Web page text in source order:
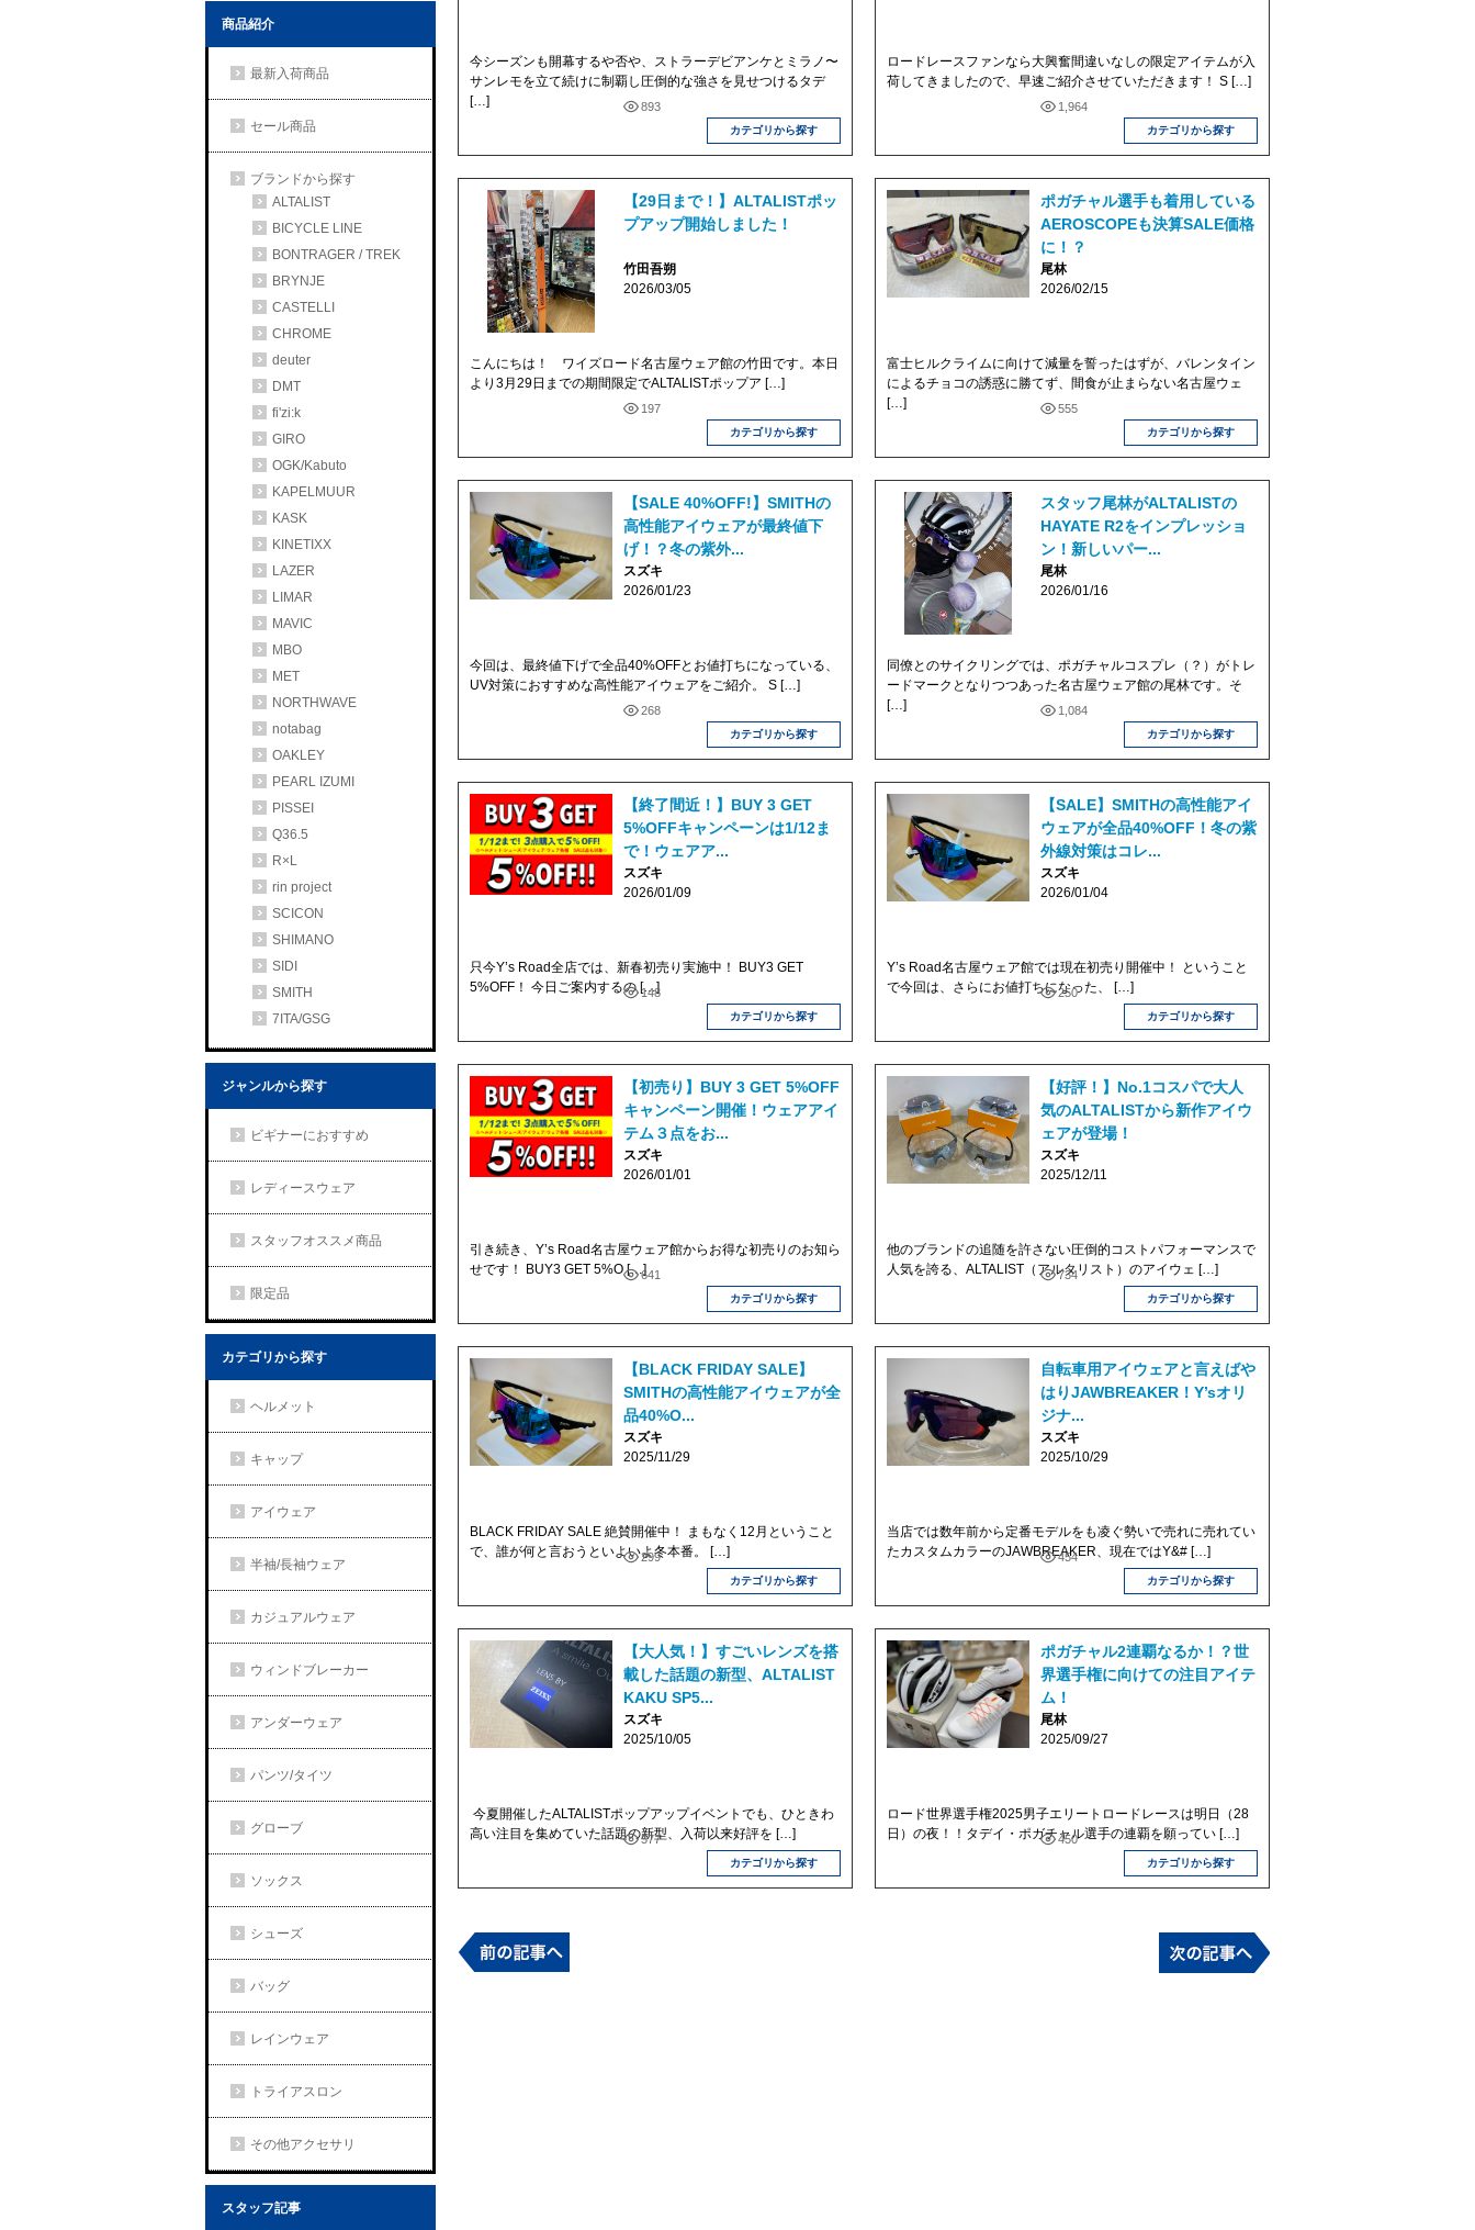
893
カテゴリから探す
今シーズンも開幕するや否や、ストラーデビアンケとミラノ〜
サンレモを立て続けに制覇し圧倒的な強さを見せつけるタデ
[…]
1,964
カテゴリから探す
ロードレースファンなら大興奮間違いなしの限定アイテムが入
荷してきましたので、早速ご紹介させていただきます！ S […]
【29日まで！】ALTALISTポッ
プアップ開始しました！
竹田吾朔
2026/03/05
197
カテゴリから探す
こんにちは！ ワイズロード名古屋ウェア館の竹田です。本日
より3月29日までの期間限定でALTALISTポップア […]
ポガチャル選手も着用している
AEROSCOPEも決算SALE価格
に！？
尾林
2026/02/15
555
カテゴリから探す
富士ヒルクライムに向けて減量を誓ったはずが、バレンタイン
によるチョコの誘惑に勝てず、間食が止まらない名古屋ウェ
[…]
【SALE 40%OFF!】SMITHの
高性能アイウェアが最終値下
げ！？冬の紫外...
スズキ
2026/01/23
268
カテゴリから探す
今回は、最終値下げで全品40%OFFとお値打ちになっている、
UV対策におすすめな高性能アイウェアをご紹介。 S […]
スタッフ尾林がALTALISTの
HAYATE R2をインプレッショ
ン！新しいパー...
尾林
2026/01/16
1,084
カテゴリから探す
同僚とのサイクリングでは、ポガチャルコスプレ（？）がトレ
ードマークとなりつつあった名古屋ウェア館の尾林です。そ
[…]
【終了間近！】BUY 3 GET
5%OFFキャンペーンは1/12ま
で！ウェアア...
スズキ
2026/01/09
148
カテゴリから探す
只今Y’s Road全店では、新春初売り実施中！ BUY3 GET
5%OFF！ 今日ご案内するの […]
【SALE】SMITHの高性能アイ
ウェアが全品40%OFF！冬の紫
外線対策はコレ...
スズキ
2026/01/04
250
カテゴリから探す
Y’s Road名古屋ウェア館では現在初売り開催中！ ということ
で今回は、さらにお値打ちになった、 […]
【初売り】BUY 3 GET 5%OFF
キャンペーン開催！ウェアアイ
テム３点をお...
スズキ
2026/01/01
641
カテゴリから探す
引き続き、Y’s Road名古屋ウェア館からお得な初売りのお知ら
せです！ BUY3 GET 5%O […]
【好評！】No.1コスパで大人
気のALTALISTから新作アイウ
ェアが登場！
スズキ
2025/12/11
734
カテゴリから探す
他のブランドの追随を許さない圧倒的コストパフォーマンスで
人気を誇る、ALTALIST（アルタリスト）のアイウェ […]
【BLACK FRIDAY SALE】
SMITHの高性能アイウェアが全
品40%O...
スズキ
2025/11/29
299
カテゴリから探す
BLACK FRIDAY SALE 絶賛開催中！ まもなく12月ということ
で、誰が何と言おうといよいよ冬本番。 […]
自転車用アイウェアと言えばや
はりJAWBREAKER！Y’sオリ
ジナ...
スズキ
2025/10/29
454
カテゴリから探す
当店では数年前から定番モデルをも凌ぐ勢いで売れに売れてい
たカスタムカラーのJAWBREAKER、現在ではY&# […]
【大人気！】すごいレンズを搭
載した話題の新型、ALTALIST
KAKU SP5...
スズキ
2025/10/05
577
カテゴリから探す
今夏開催したALTALISTポップアップイベントでも、ひときわ
高い注目を集めていた話題の新型、入荷以来好評を […]
ポガチャル2連覇なるか！？世
界選手権に向けての注目アイテ
ム！
尾林
2025/09/27
450
カテゴリから探す
ロード世界選手権2025男子エリートロードレースは明日（28
日）の夜！！タデイ・ポガチャル選手の連覇を願ってい […]
商品紹介
最新入荷商品
セール商品
ブランドから探す
ALTALIST
BICYCLE LINE
BONTRAGER / TREK
BRYNJE
CASTELLI
CHROME
deuter
DMT
fi'zi:k
GIRO
OGK/Kabuto
KAPELMUUR
KASK
KINETIXX
LAZER
LIMAR
MAVIC
MBO
MET
NORTHWAVE
notabag
OAKLEY
PEARL IZUMI
PISSEI
Q36.5
R×L
rin project
SCICON
SHIMANO
SIDI
SMITH
7ITA/GSG
ジャンルから探す
ビギナーにおすすめ
レディースウェア
スタッフオススメ商品
限定品
カテゴリから探す
ヘルメット
キャップ
アイウェア
半袖/長袖ウェア
カジュアルウェア
ウィンドブレーカー
アンダーウェア
パンツ/タイツ
グローブ
ソックス
シューズ
バッグ
レインウェア
トライアスロン
その他アクセサリ
スタッフ記事